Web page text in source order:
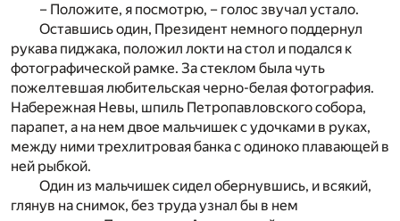
– Положите, я посмотрю, – голос звучал устало.
Оставшись один, Президент немного поддернул
рукава пиджака, положил локти на стол и подался к
фотографической рамке. За стеклом была чуть
пожелтевшая любительская черно-белая фотография.
Набережная Невы, шпиль Петропавловского собора,
парапет, а на нем двое мальчишек с удочками в руках,
между ними трехлитровая банка с одиноко плавающей в
ней рыбкой.
Один из мальчишек сидел обернувшись, и всякий,
глянув на снимок, без труда узнал бы в нем